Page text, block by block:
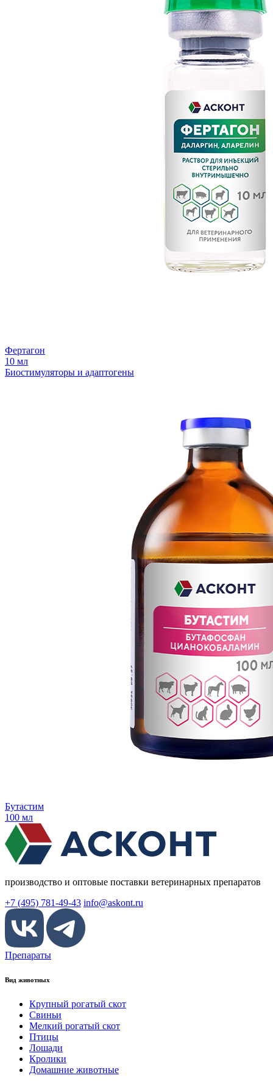
Фертагон
10 мл
Биостимуляторы и адаптогены
Бутастим
100 мл
производство и оптовые поставки ветеринарных препаратов
+7 (495) 781-49-43 info@askont.ru
Препараты
Вид животных
Крупный рогатый скот
Свиньи
Мелкий рогатый скот
Птицы
Лошади
Кролики
Домашние животные